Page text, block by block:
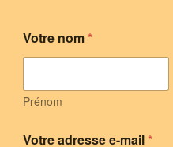
Votre nom *
Prénom
Votre adresse e-mail *